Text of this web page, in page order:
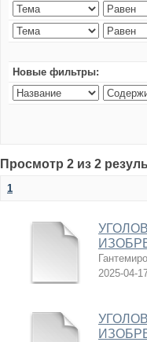
Новые фильтры:
Просмотр 2 из 2
1
2025-04-